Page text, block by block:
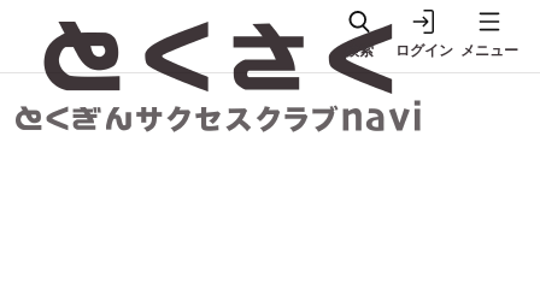
検索 ログイン メニュー